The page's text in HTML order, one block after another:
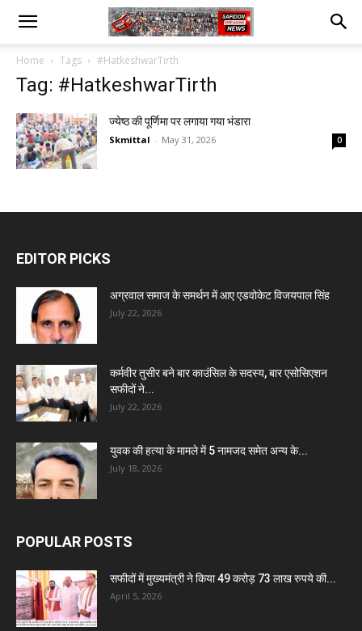
Home Tags #HatkeshwarTirth
Tag: #HatkeshwarTirth
ज्येष्ठ की पूर्णिमा पर लगाया गया भंडारा
Skmittal - May 31, 2026 0
EDITOR PICKS
अग्रवाल समाज के समर्थन में आए एडवोकेट विजयपाल सिंह
July 22, 2026
कर्मवीर तुसीर बने बार काउंसिल के सदस्य, बार एसोसिएशन
सफीदों ने...
July 22, 2026
युवक की हत्या के मामले में 5 नामजद समेत अन्य के...
July 18, 2026
POPULAR POSTS
सफीदों में मुख्यमंत्री ने किया 49 करोड़ 73 लाख रुपये की...
April 5, 2026